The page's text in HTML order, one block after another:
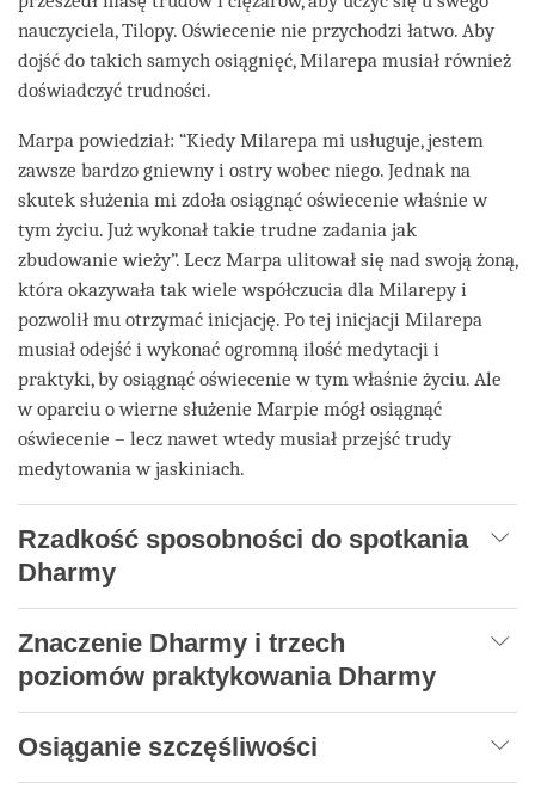
nauczyciela, Tilopy. Oświecenie nie przychodzi łatwo. Aby
dojść do takich samych osiągnięć, Milarepa musiał również
doświadczyć trudności.
Marpa powiedział: “Kiedy Milarepa mi usługuje, jestem
zawsze bardzo gniewny i ostry wobec niego. Jednak na
skutek służenia mi zdoła osiągnąć oświecenie właśnie w
tym życiu. Już wykonał takie trudne zadania jak
zbudowanie wieży”. Lecz Marpa ulitował się nad swoją żoną,
która okazywała tak wiele współczucia dla Milarepy i
pozwolił mu otrzymać inicjację. Po tej inicjacji Milarepa
musiał odejść i wykonać ogromną ilość medytacji i
praktyki, by osiągnąć oświecenie w tym właśnie życiu. Ale
w oparciu o wierne służenie Marpie mógł osiągnąć
oświecenie – lecz nawet wtedy musiał przejść trudy
medytowania w jaskiniach.
Rzadkość sposobności do spotkania
Dharmy
Znaczenie Dharmy i trzech
poziomów praktykowania Dharmy
Osiąganie szczęśliwości